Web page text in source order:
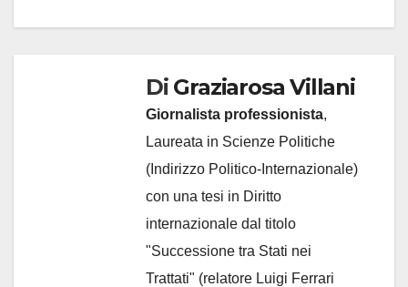
Di Graziarosa Villani
Giornalista professionista,
Laureata in Scienze Politiche
(Indirizzo Politico-Internazionale)
con una tesi in Diritto
internazionale dal titolo
"Successione tra Stati nei
Trattati" (relatore Luigi Ferrari